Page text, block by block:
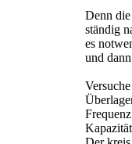
Denn
ständig
es
und